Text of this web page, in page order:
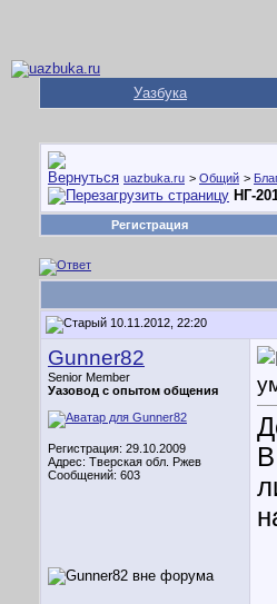
Уазбука
uazbuka.ru > Общий >
НГ-
Регистрация
10.11.2012, 22:20
Gunner82
Senior Member
Уазовод с опытом общения
Регистрация: 29.10.2009
Адрес: Тверская обл. Ржев
Сообщений: 603